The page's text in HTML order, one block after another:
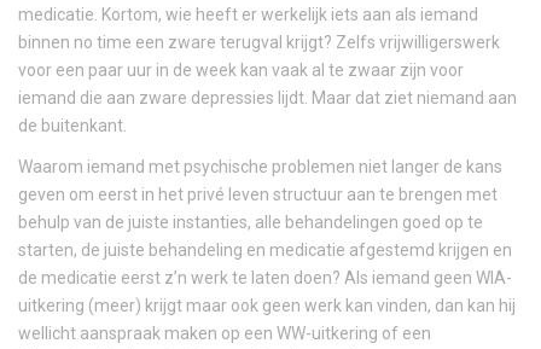
medicatie. Kortom, wie heeft er werkelijk iets aan als iemand
binnen no time een zware terugval krijgt? Zelfs vrijwilligerswerk
voor een paar uur in de week kan vaak al te zwaar zijn voor
iemand die aan zware depressies lijdt. Maar dat ziet niemand aan
de buitenkant.
Waarom iemand met psychische problemen niet langer de kans
geven om eerst in het privé leven structuur aan te brengen met
behulp van de juiste instanties, alle behandelingen goed op te
starten, de juiste behandeling en medicatie afgestemd krijgen en
de medicatie eerst z’n werk te laten doen? Als iemand geen WIA-
uitkering (meer) krijgt maar ook geen werk kan vinden, dan kan hij
wellicht aanspraak maken op een WW-uitkering of een